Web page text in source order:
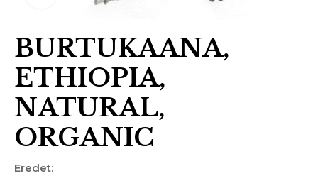
BURTUKAANA,
ETHIOPIA,
NATURAL,
ORGANIC
Eredet: